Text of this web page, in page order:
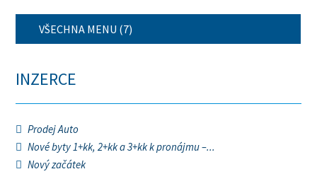
VŠECHNA MENU (7)
INZERCE
Prodej Auto
Nové byty 1+kk, 2+kk a 3+kk k pronájmu –...
Nový začátek